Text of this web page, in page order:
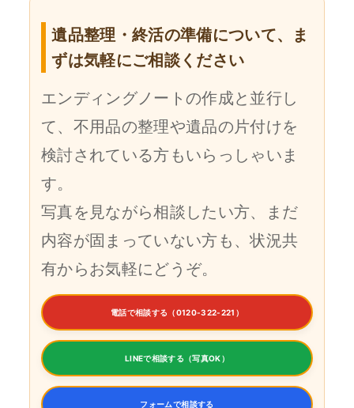
遺品整理・終活の準備について、ま
ずは気軽にご相談ください
エンディングノートの作成と並行し
て、不用品の整理や遺品の片付けを
検討されている方もいらっしゃいま
す。
写真を見ながら相談したい方、まだ
内容が固まっていない方も、状況共
有からお気軽にどうぞ。
電話で相談する（0120-322-221）
LINEで相談する（写真OK）
フォームで相談する